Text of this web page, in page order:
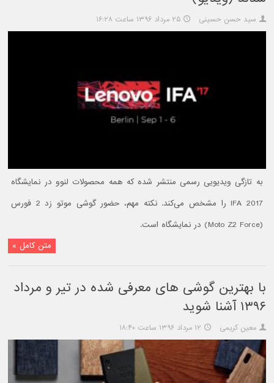
سید حسن حسینی ۲۵ مرداد ۱۳۹۶ ساعت ۱۶:۲۸
به تازگی ویدیویی رسمی منتشر شده که همه محصولات لنوو در نمایشگاه
IFA 2017 را مشخص می‌کند. نکته مهم، حضور گوشی موتو زد 2 فورس
(Moto Z2 Force) در نمایشگاه است.
متن کامل »
با بهترین گوشی های معرفی شده در تیر و مرداد
۱۳۹۶ آشنا شوید
معین کریمی ۱۲ مرداد ۱۳۹۶ ساعت ۱۸:۴۰